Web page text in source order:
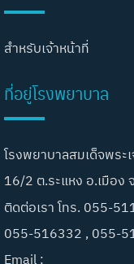
สำหรับเจ้าหน้าที่
ที่อยู่โรงพยาบาล
โรงพยาบาลสมเด็จพระ
16/2 ต.ระแหง อ.เมือง
ติดต่อเรา โทร. 055-
055-516332 , 055-
Email :